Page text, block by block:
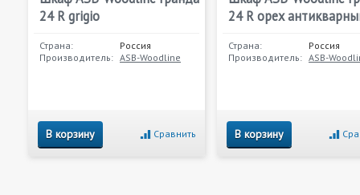
24 R grigio
Страна:
Россия
Производитель: ASB-Woodline
В корзину Сравнить
24 R орех
Страна:
Россия
Производитель: ASB-
В корзину